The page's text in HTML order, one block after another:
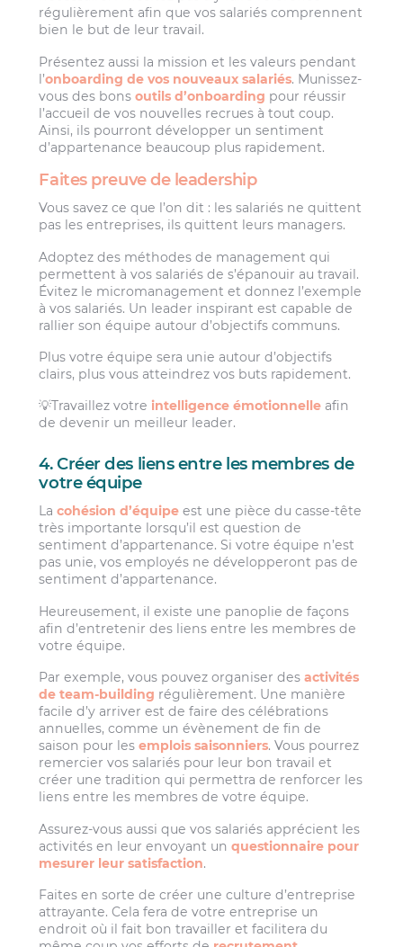
régulièrement afin que vos salariés comprennent
bien le but de leur travail.
Présentez aussi la mission et les valeurs pendant
l’onboarding de vos nouveaux salariés. Munissez-
vous des bonsoutils d’onboarding pour réussir
l’accueil de vos nouvelles recrues à tout coup.
Ainsi, ils pourront développer un sentiment
d’appartenance beaucoup plus rapidement.
Faites preuve de leadership
Vous savez ce que l’on dit : les salariés ne quittent
pas les entreprises, ils quittent leurs managers.
Adoptez des méthodes de management qui
permettent à vos salariés de s’épanouir au travail.
Évitez le micromanagement et donnez l’exemple
à vos salariés. Un leader inspirant est capable de
rallier son équipe autour d’objectifs communs.
Plus votre équipe sera unie autour d’objectifs
clairs, plus vous atteindrez vos buts rapidement.
💡Travaillez votre intelligence émotionnelle afin
de devenir un meilleur leader.
4. Créer des liens entre les membres de
votre équipe
Lacohésion d’équipe est une pièce du casse-tête
très importante lorsqu’il est question de
sentiment d’appartenance. Si votre équipe n’est
pas unie, vos employés ne développeront pas de
sentiment d’appartenance.
Heureusement, il existe une panoplie de façons
afin d’entretenir des liens entre les membres de
votre équipe.
Par exemple, vous pouvez organiser desactivités
de team-building régulièrement. Une manière
facile d’y arriver est de faire des célébrations
annuelles, comme un évènement de fin de
saison pour lesemplois saisonniers. Vous pourrez
remercier vos salariés pour leur bon travail et
créer une tradition qui permettra de renforcer les
liens entre les membres de votre équipe.
Assurez-vous aussi que vos salariés apprécient les
activités en leur envoyant unquestionnaire pour
mesurer leur satisfaction.
Faites en sorte de créer une culture d’entreprise
attrayante. Cela fera de votre entreprise un
endroit où il fait bon travailler et facilitera du